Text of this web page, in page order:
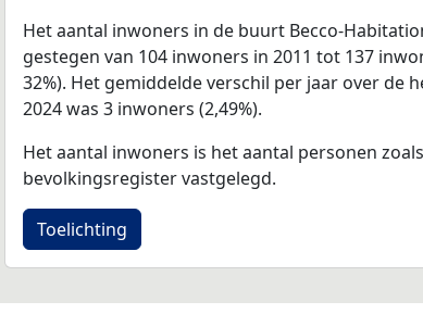
Het aantal inwoners in de buurt Becco-
gestegen van 104 inwoners in 2011 tot 137
32%). Het gemiddelde verschil per jaar over de
2024 was 3 inwoners (2,49%).
Het aantal inwoners is het aantal personen
bevolkingsregister vastgelegd.
Toelichting